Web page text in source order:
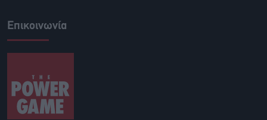
Επικοινωνία